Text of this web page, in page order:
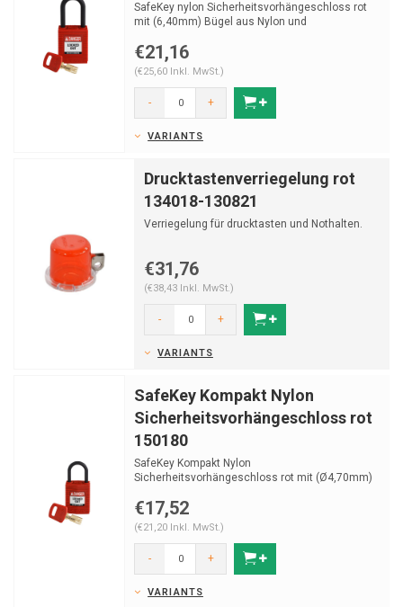
SafeKey nylon Sicherheitsvorhängeschloss rot
mit (6,40mm) Bügel aus Nylon und
€21,16
(€25,60 Inkl. MwSt.)
- +
VARIANTS
Drucktastenverriegelung rot
134018-130821
Verriegelung für drucktasten und Nothalten.
€31,76
(€38,43 Inkl. MwSt.)
- +
VARIANTS
SafeKey Kompakt Nylon
Sicherheitsvorhängeschloss rot
150180
SafeKey Kompakt Nylon
Sicherheitsvorhängeschloss rot mit (Ø4,70mm)
€17,52
(€21,20 Inkl. MwSt.)
- +
VARIANTS